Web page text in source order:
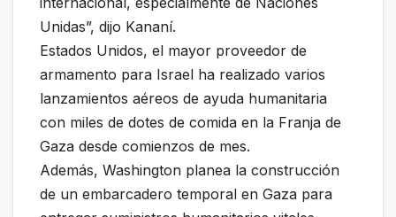
Unidas”, dijo Kananí.
Estados Unidos, el mayor proveedor de
armamento para Israel ha realizado varios
lanzamientos aéreos de ayuda humanitaria
con miles de dotes de comida en la Franja de
Gaza desde comienzos de mes.
Además, Washington planea la construcción
de un embarcadero temporal en Gaza para